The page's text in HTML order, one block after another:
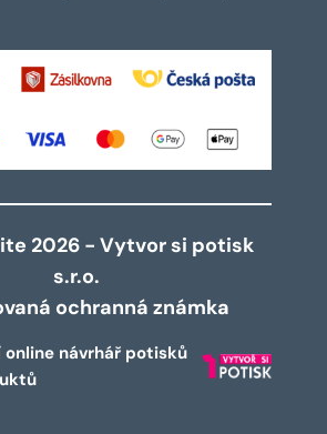
2026 - Vytvor si potisk
s.r.o.
ochranná známka
online návrhář potisků